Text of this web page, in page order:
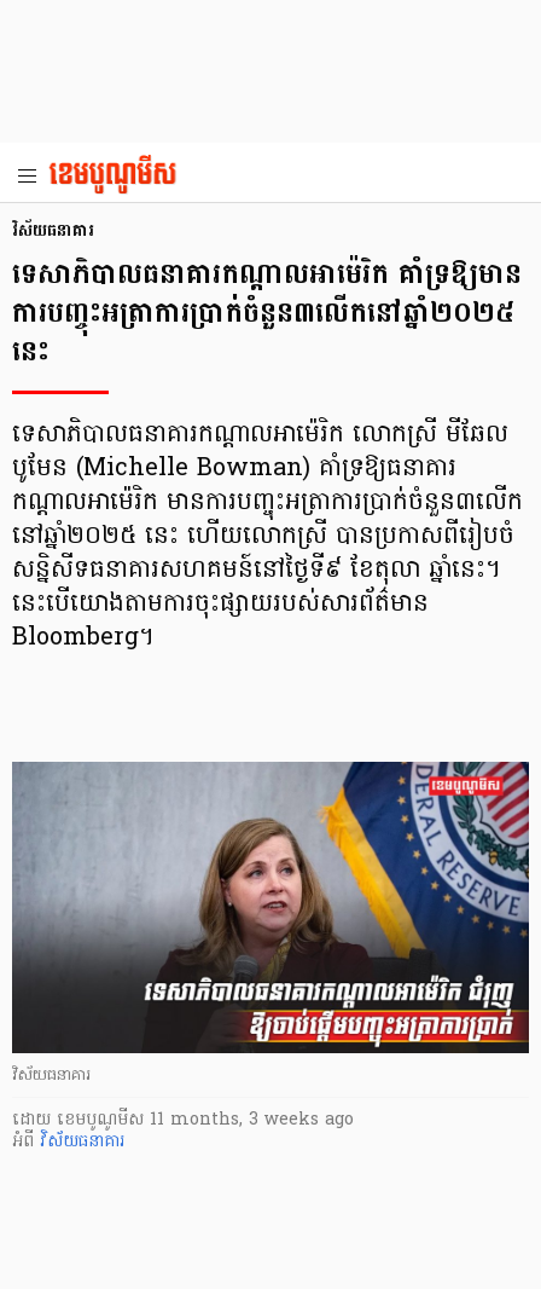
វិស័យធនាគារ
ទេសាភិបាលធនាគារកណ្ដាលអាម៉េរិក គាំទ្រឱ្យមាន
ការបញ្ចុះអត្រាការប្រាក់ចំនួន៣លើកនៅឆ្នាំ២០២៥
នេះ
ទេសាភិបាលធនាគារកណ្តាលអាម៉េរិក លោកស្រី មីឆែល
បូមែន (Michelle Bowman) គាំទ្រឱ្យធនាគារ
កណ្តាលអាម៉េរិក មានការបញ្ចុះអត្រាការប្រាក់ចំនួន៣លើក
នៅឆ្នាំ២០២៥ នេះ ហើយលោកស្រី បានប្រកាសពីរៀបចំ
សន្និសីទធនាគារសហគមន៍នៅថ្ងៃទី៩ ខែតុលា ឆ្នាំនេះ។
នេះបើយោងតាមការចុះផ្សាយរបស់សារព័ត៌មាន
Bloomberg។
វិស័យធនាគារ
ដោយ ​ ខេមបូណូមីស 11 months, 3 weeks ago
អំពី វិស័យធនាគារ